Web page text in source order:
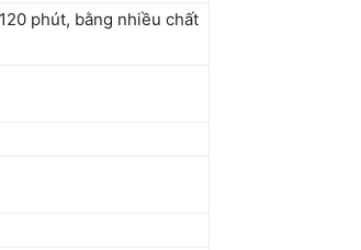
phút, bằng nhiều chất